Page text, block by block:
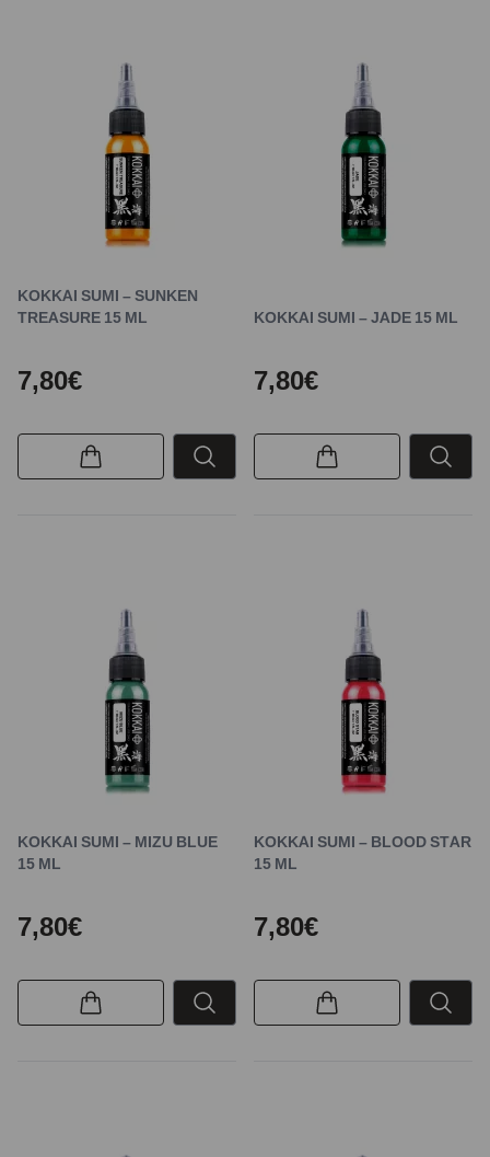
KOKKAI SUMI – SUNKEN
TREASURE 15 ML
7,80€
KOKKAI SUMI – JADE 15 ML
7,80€
KOKKAI SUMI – MIZU BLUE
15 ML
7,80€
KOKKAI SUMI – BLOOD STAR
15 ML
7,80€